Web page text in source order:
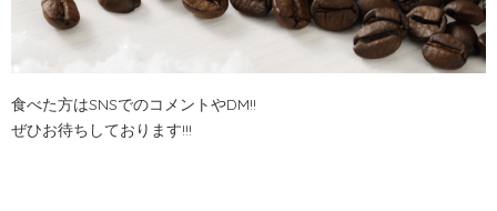
食べた方はSNSでのコメントやDM!!
ぜひお待ちしております!!!